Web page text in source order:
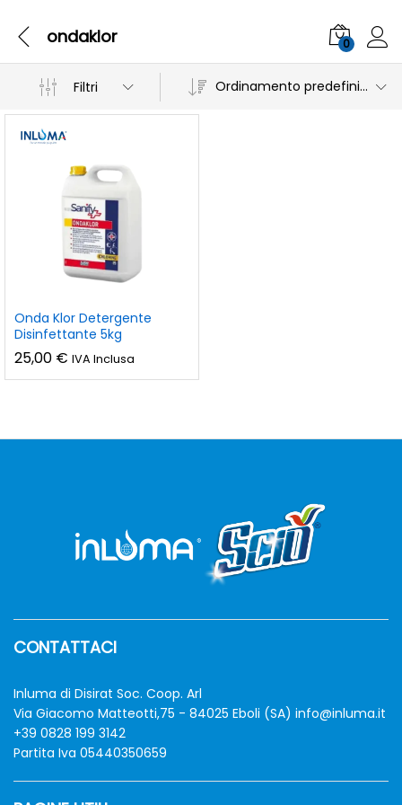
ondaklor 0
Filtri Ordinamento predefinito
Onda Klor Detergente
Disinfettante 5kg
25,00 € IVA Inclusa
CONTATTACI
Inluma di Disirat Soc. Coop. Arl
Via Giacomo Matteotti,75 - 84025 Eboli (SA) info@inluma.it
+39 0828 199 3142
Partita Iva 05440350659